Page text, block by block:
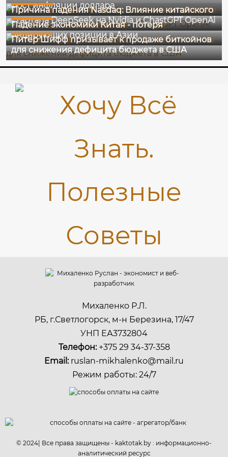
рост инфляции доллара
Причина падения Nasdaq: Влияние китайского
стартапа DeepSeek на Nvidia и ChastGPT OpenAi
26-12-2024
Падение экономики Китая - потеря
лидирующих позиции в Азии
18-12-2024
Питер Шифф призывает к продаже биткойнов
для снижения дефицита бюджета в США
Михаленко Р.Л.
РБ, г.Светлогорск, м-н Березина, 17/47
УНП ЕА3732804
Телефон:+375 29 34-37-358
Email:ruslan-mikhalenko@mail.ru
Режим работы: 24/7
© 2024| Все права защищены - kaktotak.by : информационно-
аналитический ресурс